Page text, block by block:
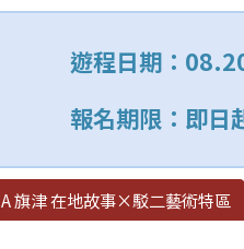
遊程日期：
報名期限：即
A 旗津 在地故事×駁二藝術特區